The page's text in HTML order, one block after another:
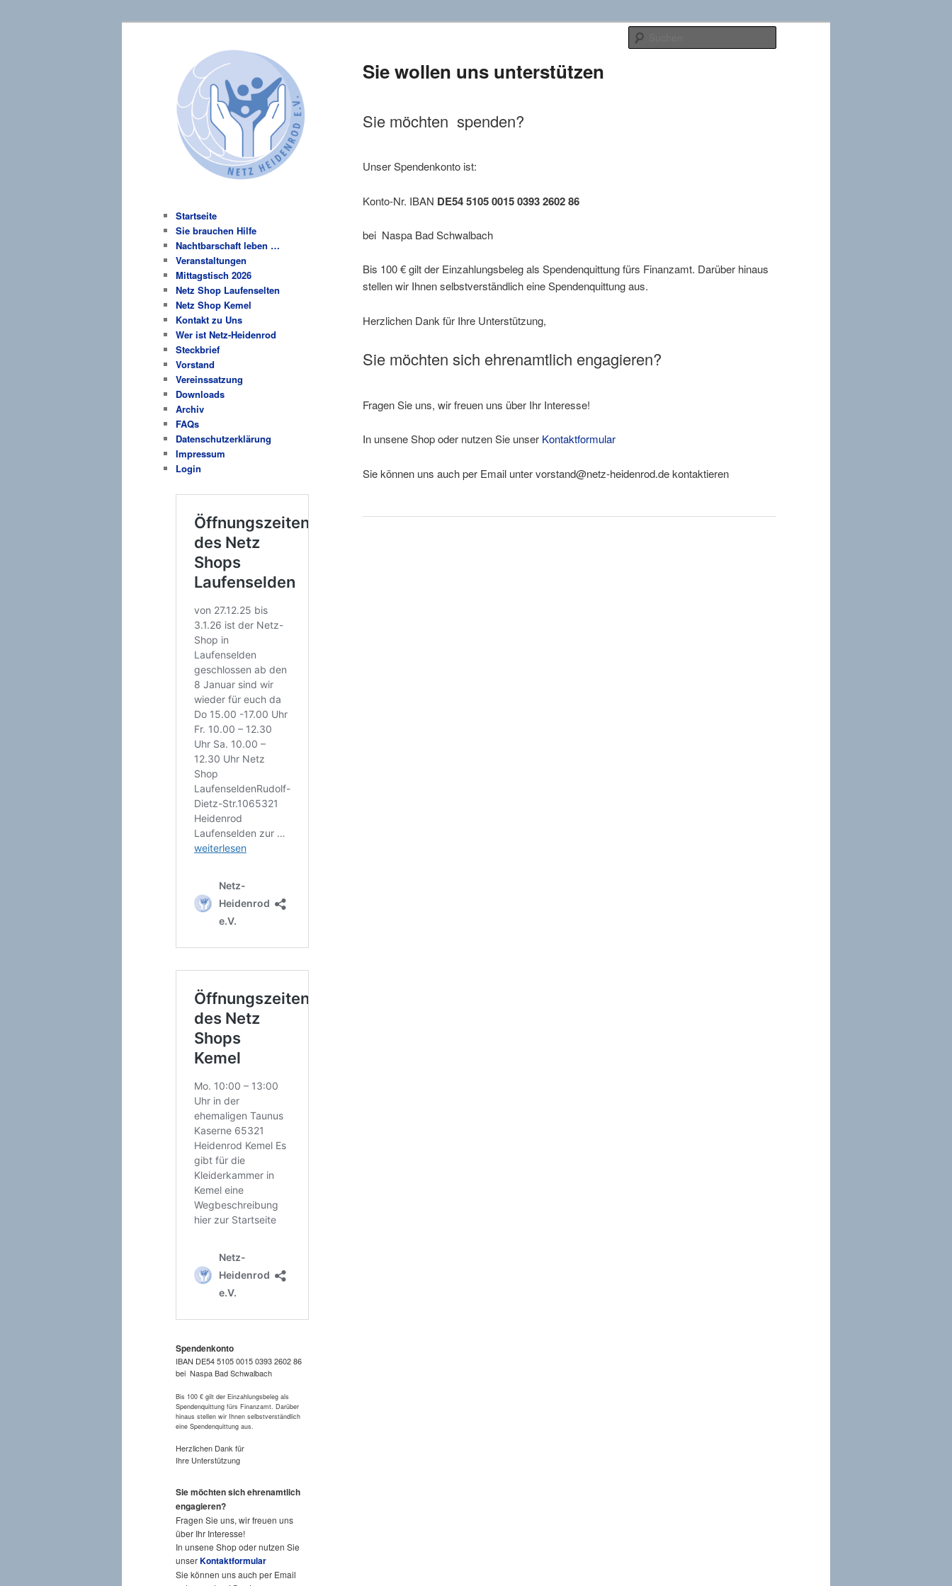
Netz-Heidenrod e.V.Sie wollen uns unterstützen
Sie möchten spenden?
Unser Spendenkonto ist:
Konto-Nr. IBAN DE54 5105 0015 0393 2602 86
bei Naspa Bad Schwalbach
Bis 100 € gilt der Einzahlungsbeleg als Spendenquittung fürs Finanzamt. Darüber hinaus
stellen wir Ihnen selbstverständlich eine Spendenquittung aus.
Herzlichen Dank für Ihre Unterstützung,
Sie möchten sich ehrenamtlich engagieren?
Fragen Sie uns, wir freuen uns über Ihr Interesse!
In unsene Shop oder nutzen Sie unser Kontaktformular
Sie können uns auch per Email unter vorstand@netz-heidenrod.de kontaktieren
Startseite
Sie brauchen Hilfe
Nachtbarschaft leben …
Veranstaltungen
Mittagstisch 2026
Netz Shop Laufenselten
Netz Shop Kemel
Kontakt zu Uns
Wer ist Netz-Heidenrod
Steckbrief
Vorstand
Vereinssatzung
Downloads
Archiv
FAQs
Datenschutzerklärung
Impressum
Login
Spendenkonto
IBAN DE54 5105 0015 0393 2602 86
bei Naspa Bad Schwalbach
Bis 100 € gilt der Einzahlungsbeleg als
Spendenquittung fürs Finanzamt. Darüber
hinaus stellen wir Ihnen selbstverständlich
eine Spendenquittung aus.
Herzlichen Dank für
Ihre Unterstützung
Sie möchten sich ehrenamtlich
engagieren?
Fragen Sie uns, wir freuen uns
über Ihr Interesse!
In unsene Shop oder nutzen Sie
unserKontaktformular
Sie können uns auch per Email